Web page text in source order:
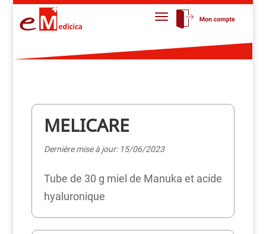
MELICARE
Dernière mise à jour: 15/06/2023
Tube de 30 g miel de Manuka et acide
hyaluronique